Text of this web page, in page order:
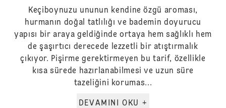
Keçiboynuzu ununun kendine özgü aroması,
hurmanın doğal tatlılığı ve bademin doyurucu
yapısı bir araya geldiğinde ortaya hem sağlıklı hem
de şaşırtıcı derecede lezzetli bir atıştırmalık
çıkıyor. Pişirme gerektirmeyen bu tarif, özellikle
kısa sürede hazırlanabilmesi ve uzun süre
tazeliğini korumas...
DEVAMINI OKU +